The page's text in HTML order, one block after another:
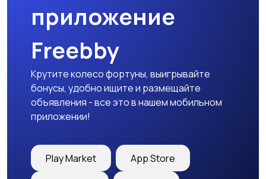
Футболки и топы
одежда
приложение
Freebby
Крутите колесо фортуны, выигрывайте
бонусы, удобно ищите и размещайте
объявления - все это в нашем мобильном
приложении!
Play Market App Store